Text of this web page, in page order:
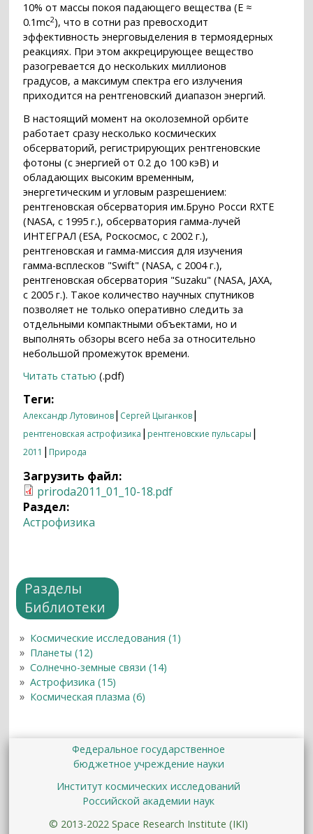
10% от массы покоя падающего вещества (E ≈
0.1mc2), что в сотни раз превосходит
эффективность энерговыделения в термоядерных
реакциях. При этом аккрецирующее вещество
разогревается до нескольких миллионов
градусов, а максимум спектра его излучения
приходится на рентгеновский диапазон энергий.
В настоящий момент на околоземной орбите
работает сразу несколько космических
обсерваторий, регистрирующих рентгеновские
фотоны (с энергией от 0.2 до 100 кэВ) и
обладающих высоким временным,
энергетическим и угловым разрешением:
рентгеновская обсерватория им.Бруно Росси RXTE
(NASA, с 1995 г.), обсерватория гамма-лучей
ИНТЕГРАЛ (ЕSA, Роскосмос, с 2002 г.),
рентгеновская и гамма-миссия для изучения
гамма-всплесков "Swift" (NASA, с 2004 г.),
рентгеновская обсерватория "Suzaku" (NASA, JAXA,
с 2005 г.). Такое количество научных спутников
позволяет не только оперативно следить за
отдельными компактными объектами, но и
выполнять обзоры всего неба за относительно
небольшой промежуток времени.
Читать статью (.pdf)
Теги:
Александр Лутовинов| Сергей Цыганков|
рентгеновская астрофизика | рентгеновские пульсары |
2011 | Природа
Загрузить файл:
priroda2011_01_10-18.pdf
Раздел:
Астрофизика
Разделы
Библиотеки
Космические исследования (1)
Планеты (12)
Солнечно-земные связи (14)
Астрофизика (15)
Космическая плазма (6)
Федеральное государственное
бюджетное учреждение науки
Институт космических исследований
Российской академии наук
© 2013-2022 Space Research Institute (IKI)